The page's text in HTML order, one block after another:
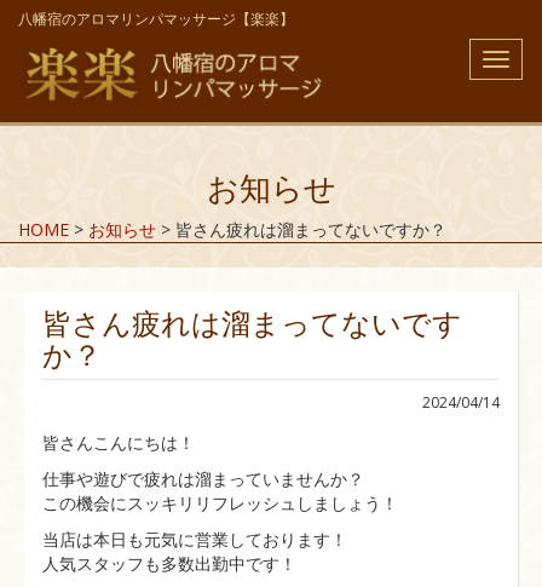
八幡宿のアロマリンパマッサージ【楽楽】
メ
ニ
お知らせ
HOME > お知らせ > 皆さん疲れは溜まってないですか？
皆さん疲れは溜まってないです
か？
2024/04/14
皆さんこんにちは！
仕事や遊びで疲れは溜まっていませんか？
この機会にスッキリリフレッシュしましょう！
当店は本日も元気に営業しております！
人気スタッフも多数出勤中です！